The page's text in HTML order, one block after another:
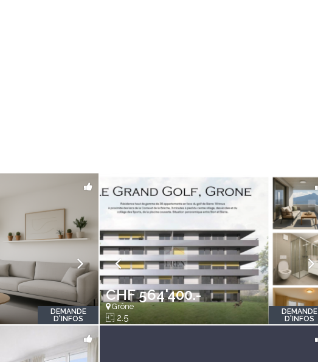
DEMANDE
D'INFOS
CHF 564'400.-
Grône
2.5
DEMANDE
D'INFOS